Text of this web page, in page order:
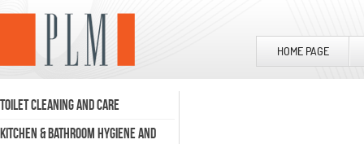
HOME PAGE
TOILET CLEANING AND CARE
KITCHEN & BATHROOM HYGIENE AND